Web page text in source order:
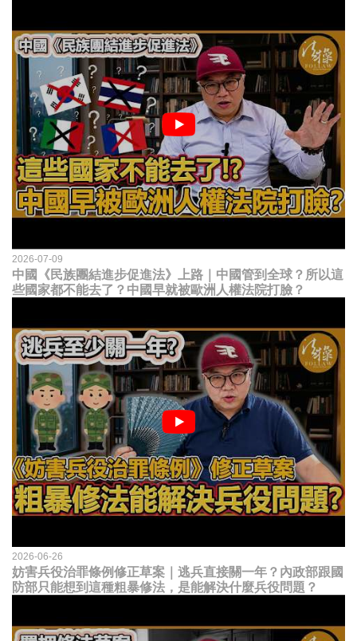
2026-07-09
中國《民族團結進步促進法》上路｜中國管到全球？所以這
些國家都不能去了？中國早就被歐洲人權法院打臉？
2026-06-26
妨害兵役治罪條例修正草案｜逃兵直接關一年？內政部跟國
防部只能想到這種粗暴修法，是能解決什麼兵役問題？